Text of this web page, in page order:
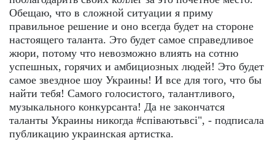
Обещаю, что в сложной ситуации я приму
правильное решение и оно всегда будет на стороне
настоящего таланта. Это будет самое справедливое
жюри, потому что невозможно влиять на сотню
успешных, горячих и амбициозных людей! Это будет
самое звездное шоу Украины! И все для того, что бы
найти тебя! Самого голосистого, талантливого,
музыкального конкурсанта! Да не закончатся
таланты Украины никогда #співаютьвсі", - подписала
публикацию украинская артистка.